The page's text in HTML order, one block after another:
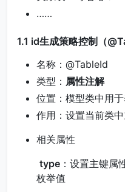
……
1.1 id生成策略控制（
名称：@TableId
类型： 属性注解
位置：模型类中用
作用：设置当前类
相关属性
type ：设置主键属
枚举值